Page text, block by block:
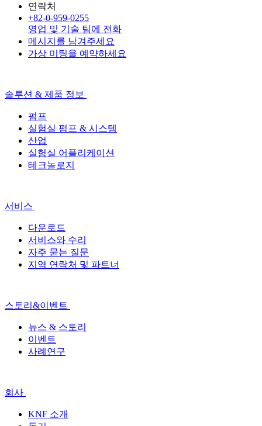
연락처
+82-0-959-0255
영업 및 기술 팀에 전화
메시지를 남겨주세요
가상 미팅을 예약하세요
솔루션 & 제품 정보
펌프
실험실 펌프 & 시스템
산업
실험실 어플리케이션
테크놀로지
서비스
다운로드
서비스와 수리
자주 묻는 질문
지역 연락처 및 파트너
스토리&이벤트
뉴스 & 스토리
이벤트
사례연구
회사
KNF 소개